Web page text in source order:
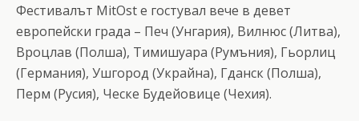
Фестивалът MitOst е гостувал вече в девет
европейски града – Печ (Унгария), Вилнюс (Литва),
Вроцлав (Полша), Тимишуара (Румъния), Гьорлиц
(Германия), Ушгород (Украйна), Гданск (Полша),
Перм (Русия), Ческе Будейовице (Чехия).